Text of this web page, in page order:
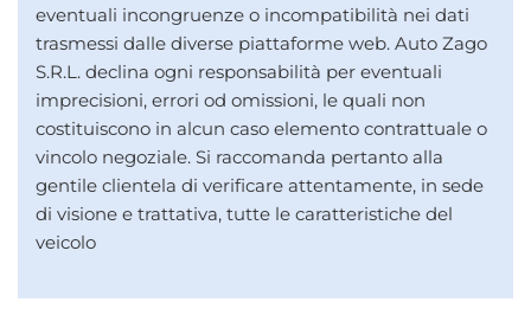
eventuali incongruenze o incompatibilità nei dati
trasmessi dalle diverse piattaforme web. Auto Zago
S.R.L. declina ogni responsabilità per eventuali
imprecisioni, errori od omissioni, le quali non
costituiscono in alcun caso elemento contrattuale o
vincolo negoziale. Si raccomanda pertanto alla
gentile clientela di verificare attentamente, in sede
di visione e trattativa, tutte le caratteristiche del
veicolo